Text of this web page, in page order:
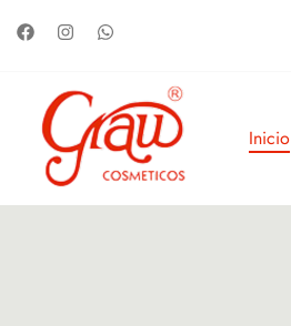
Inicio